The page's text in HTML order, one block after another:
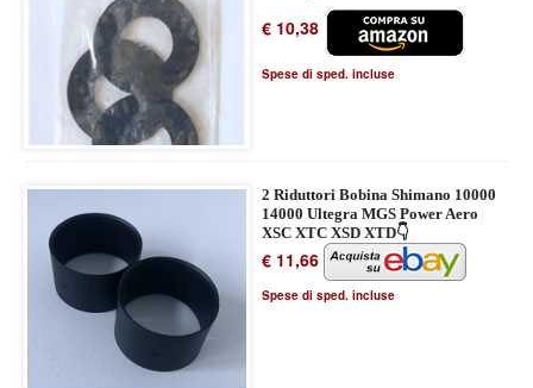
€ 10,38
Spese di sped. incluse
2 Riduttori Bobina Shimano 10000
14000 Ultegra MGS Power Aero
XSC XTC XSD XTD👇
€ 11,66
Spese di sped. incluse